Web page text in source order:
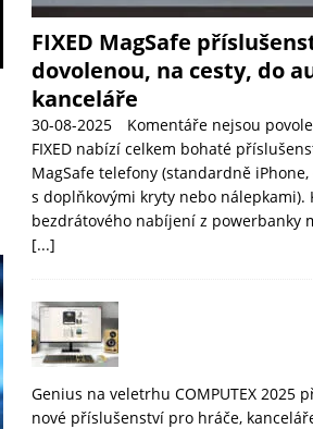
FIXED MagSafe
dovolenou, na cesty, do
kanceláře
30-08-2025
Komentáře nejsou
FIXED nabízí celkem bohaté
MagSafe telefony (standardně
s doplňkovými kryty nebo nálepkami).
bezdrátového nabíjení z powerbanky
[...]
Genius na veletrhu COMPUTEX 2025
nové příslušenství pro hráče,